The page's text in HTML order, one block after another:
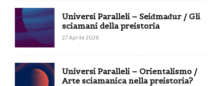
Universi Paralleli – Seiđmađur / Gli
sciamani della preistoria
27 Aprile 2026
Universi Paralleli – Orientalismo /
Arte sciamanica nella preistoria?